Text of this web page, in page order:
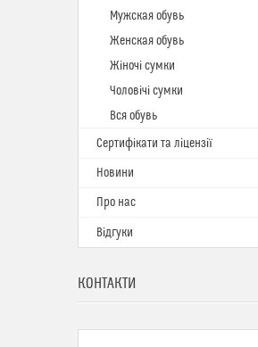
Мужская обувь
Женская обувь
Жіночі сумки
Чоловічі сумки
Вся обувь
Сертифікати та ліцензії
Новини
Про нас
Відгуки
КОНТАКТИ